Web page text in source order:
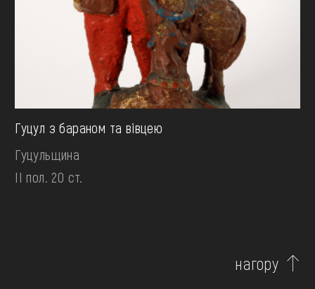
Гуцул з бараном та вівцею
Гуцульщина
II пол. 20 ст.
нагору